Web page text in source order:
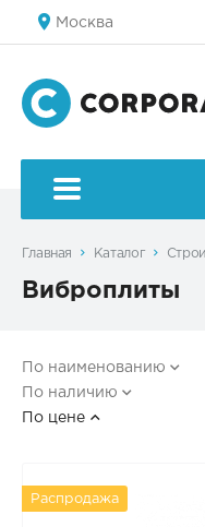
Москва
Главная Каталог
Виброплиты
По наименованию
По наличию
По цене
Распродажа